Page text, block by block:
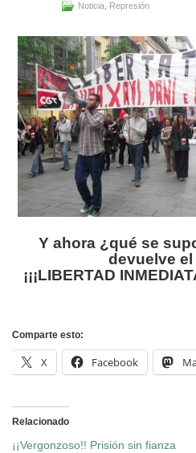
Noticia Represión
Y ahora ¿qué se
devuelve
¡¡¡LIBERTAD
Comparte esto:
X Facebook
Relacionado
¡¡Vergonzoso!! Prisión sin fianza